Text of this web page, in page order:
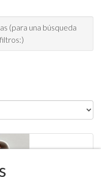
(para una búsqueda